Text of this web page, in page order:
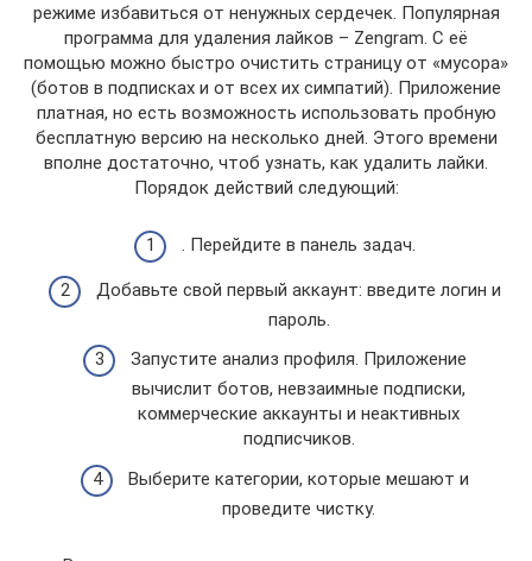
режиме избавиться от ненужных сердечек. Популярная
программа для удаления лайков – Zengram. С её
помощью можно быстро очистить страницу от «мусора»
(ботов в подписках и от всех их симпатий). Приложение
платная, но есть возможность использовать пробную
бесплатную версию на несколько дней. Этого времени
вполне достаточно, чтоб узнать, как удалить лайки.
Порядок действий следующий:
. Перейдите в панель задач.
Добавьте свой первый аккаунт: введите логин и
пароль.
Запустите анализ профиля. Приложение
вычислит ботов, невзаимные подписки,
коммерческие аккаунты и неактивных
подписчиков.
Выберите категории, которые мешают и
проведите чистку.